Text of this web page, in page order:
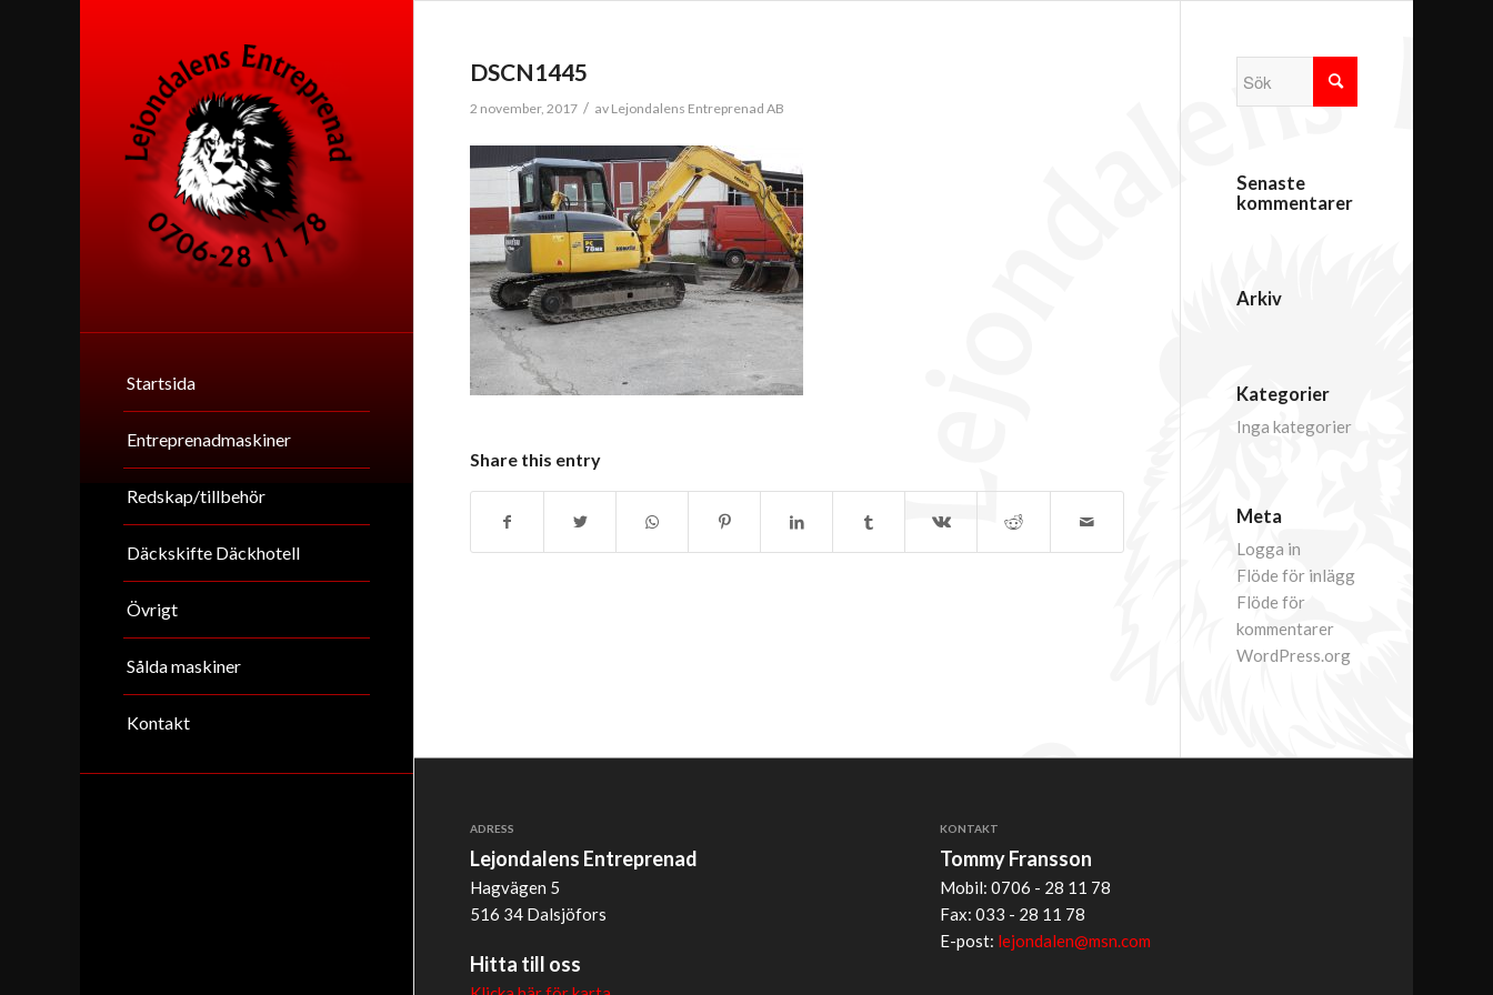
Startsida
Entreprenadmaskiner
Redskap/tillbehör
Däckskifte Däckhotell
Övrigt
Sålda maskiner
Kontakt
DSCN1445
2 november, 2017 / av Lejondalens Entreprenad AB
Share this entry
Senaste
kommentarer
Arkiv
Kategorier
Inga kategorier
Meta
Logga in
Flöde för inlägg
Flöde för
kommentarer
WordPress.org
ADRESS
Lejondalens Entreprenad
Hagvägen 5
516 34 Dalsjöfors
Hitta till oss
KONTAKT
Tommy Fransson
Mobil: 0706 - 28 11 78
Fax: 033 - 28 11 78
E-post: lejondalen@msn.com